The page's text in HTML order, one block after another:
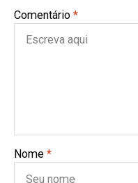
Comentário *
Nome *